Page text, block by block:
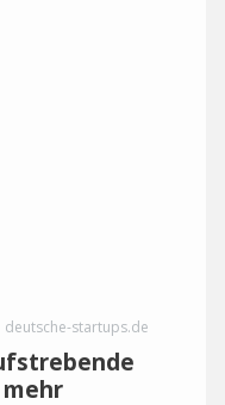
deutsche-startups.de